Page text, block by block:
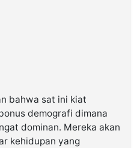
bahwa sat ini kiat
demografi dimana
dominan. Mereka akan
kehidupan yang